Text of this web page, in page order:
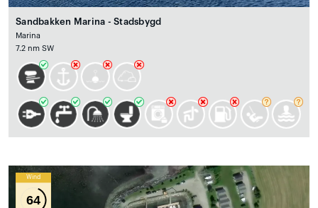
Sandbakken Marina - Stadsbygd
Marina
7.2 nm SW
Wind
64